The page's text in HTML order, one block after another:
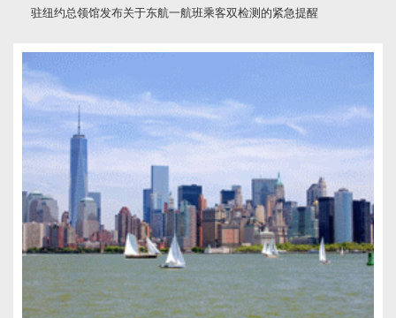
驻纽约总领馆发布关于东航一航班乘客双检测的紧急提醒